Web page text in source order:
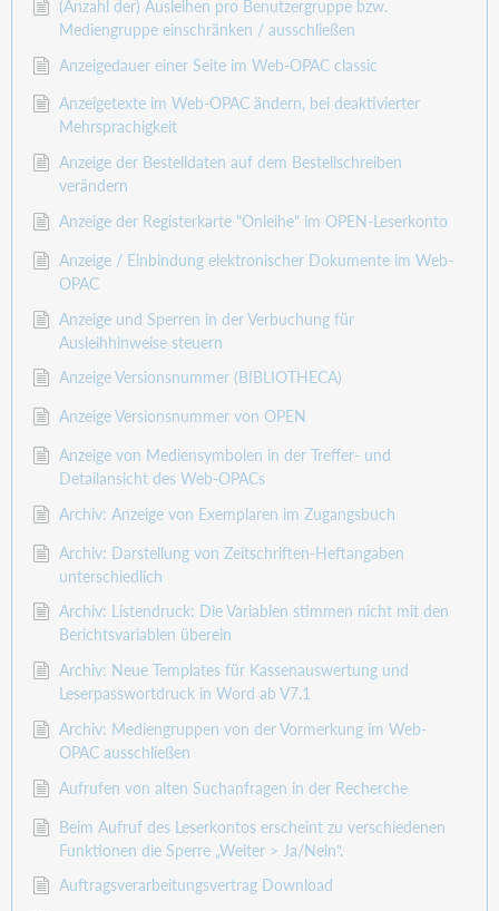
(Anzahl der) Ausleihen pro Benutzergruppe bzw.
Mediengruppe einschränken / ausschließen
Anzeigedauer einer Seite im Web-OPAC classic
Anzeigetexte im Web-OPAC ändern, bei deaktivierter
Mehrsprachigkeit
Anzeige der Bestelldaten auf dem Bestellschreiben
verändern
Anzeige der Registerkarte "Onleihe" im OPEN-Leserkonto
Anzeige / Einbindung elektronischer Dokumente im Web-
OPAC
Anzeige und Sperren in der Verbuchung für
Ausleihhinweise steuern
Anzeige Versionsnummer (BIBLIOTHECA)
Anzeige Versionsnummer von OPEN
Anzeige von Mediensymbolen in der Treffer- und
Detailansicht des Web-OPACs
Archiv: Anzeige von Exemplaren im Zugangsbuch
Archiv: Darstellung von Zeitschriften-Heftangaben
unterschiedlich
Archiv: Listendruck: Die Variablen stimmen nicht mit den
Berichtsvariablen überein
Archiv: Neue Templates für Kassenauswertung und
Leserpasswortdruck in Word ab V7.1
Archiv: Mediengruppen von der Vormerkung im Web-
OPAC ausschließen
Aufrufen von alten Suchanfragen in der Recherche
Beim Aufruf des Leserkontos erscheint zu verschiedenen
Funktionen die Sperre „Weiter > Ja/Nein“.
Auftragsverarbeitungsvertrag Download